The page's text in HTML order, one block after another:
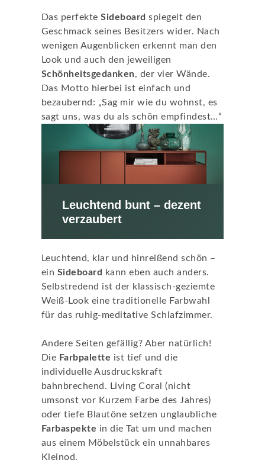
Das perfekteSideboard spiegelt den
Geschmack seines Besitzers wider. Nach
wenigen Augenblicken erkennt man den
Look und auch den jeweiligen
Schönheitsgedanken, der vier Wände.
Das Motto hierbei ist einfach und
bezaubernd: „Sag mir wie du wohnst, es
sagt uns, was du als schön empfindest…“
Leuchtend bunt – dezent
verzaubert
Leuchtend, klar und hinreißend schön –
ein Sideboard kann eben auch anders.
Selbstredend ist der klassisch-geziemte
Weiß-Look eine traditionelle Farbwahl
für das ruhig-meditative Schlafzimmer.
Andere Seiten gefällig? Aber natürlich!
Die Farbpalette ist tief und die
individuelle Ausdruckskraft
bahnbrechend. Living Coral (nicht
umsonst vor Kurzem Farbe des Jahres)
oder tiefe Blautöne setzen unglaubliche
Farbaspekte in die Tat um und machen
aus einem Möbelstück ein unnahbares
Kleinod.